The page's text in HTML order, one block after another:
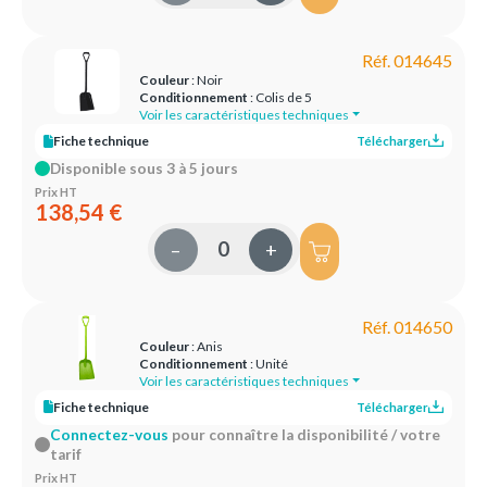
Réf. 014645
Couleur: Noir
Conditionnement : Colis de 5
Voir les caractéristiques techniques
Fiche technique
Télécharger
Disponible sous 3 à 5 jours
Prix HT
138,54 €
– +
Réf. 014650
Couleur: Anis
Conditionnement : Unité
Voir les caractéristiques techniques
Fiche technique
Télécharger
Connectez-vous pour connaître la disponibilité / votre
tarif
Prix HT